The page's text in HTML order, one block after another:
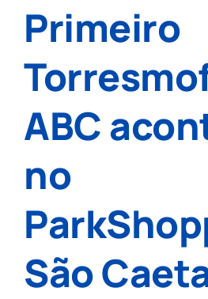
Primeiro
ABC
no
São